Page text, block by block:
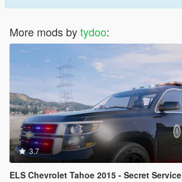
More mods bytydoo:
3.7
ELS Chevrolet Tahoe 2015 - Secret Service